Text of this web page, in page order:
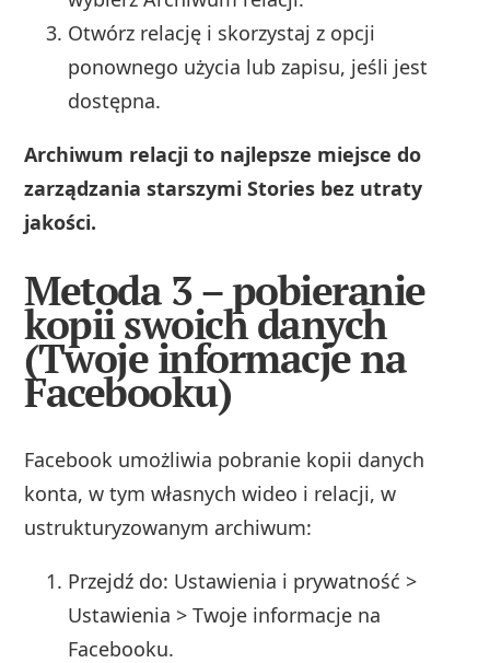
Otwórz relację i skorzystaj z opcji
ponownego użycia lub zapisu, jeśli jest
dostępna.
Archiwum relacji to najlepsze miejsce do
zarządzania starszymi Stories bez utraty
jakości.
Metoda 3 – pobieranie
kopii swoich danych
(Twoje informacje na
Facebooku)
Facebook umożliwia pobranie kopii danych
konta, w tym własnych wideo i relacji, w
ustrukturyzowanym archiwum:
Przejdź do: Ustawienia i prywatność >
Ustawienia > Twoje informacje na
Facebooku.